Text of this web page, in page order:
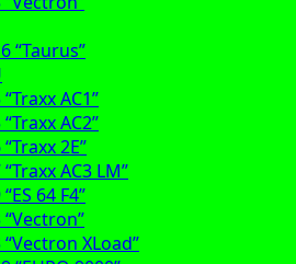
“Taurus”
AC1”
AC2”
2E”
“Traxx AC3 LM”
64 F4”
“Vectron”
“Vectron XLoad”